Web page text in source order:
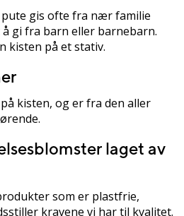
gis ofte fra nær familie
gi fra barn eller barnebarn.
kisten på et stativ.
kisten, og er fra den aller
laget av
som er plastfrie,
kravene vi har til kvalitet.